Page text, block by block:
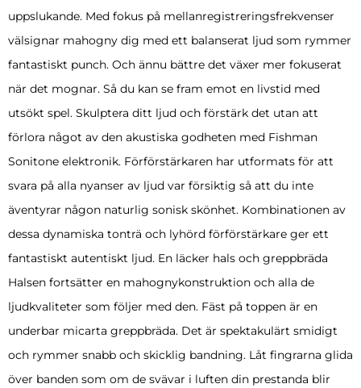
uppslukande. Med fokus på mellanregistreringsfrekvenser
välsignar mahogny dig med ett balanserat ljud som rymmer
fantastiskt punch. Och ännu bättre det växer mer fokuserat
när det mognar. Så du kan se fram emot en livstid med
utsökt spel. Skulptera ditt ljud och förstärk det utan att
förlora något av den akustiska godheten med Fishman
Sonitone elektronik. Förförstärkaren har utformats för att
svara på alla nyanser av ljud var försiktig så att du inte
äventyrar någon naturlig sonisk skönhet. Kombinationen av
dessa dynamiska tonträ och lyhörd förförstärkare ger ett
fantastiskt autentiskt ljud. En läcker hals och greppbräda
Halsen fortsätter en mahognykonstruktion och alla de
ljudkvaliteter som följer med den. Fäst på toppen är en
underbar micarta greppbräda. Det är spektakulärt smidigt
och rymmer snabb och skicklig bandning. Låt fingrarna glida
över banden som om de svävar i luften din prestanda blir